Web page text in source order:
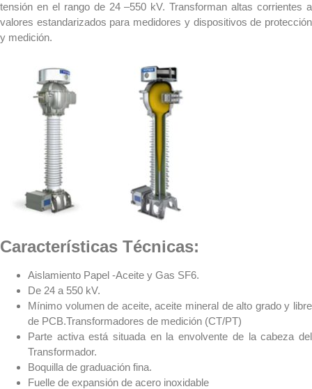
tensión en el rango de 24 –550 kV. Transforman altas corrientes a
valores estandarizados para medidores y dispositivos de protección
y medición.
Características Técnicas:
Aislamiento Papel -Aceite y Gas SF6.
De 24 a 550 kV.
Mínimo volumen de aceite, aceite mineral de alto grado y libre
de PCB.Transformadores de medición (CT/PT)
Parte activa está situada en la envolvente de la cabeza del
Transformador.
Boquilla de graduación fina.
Fuelle de expansión de acero inoxidable